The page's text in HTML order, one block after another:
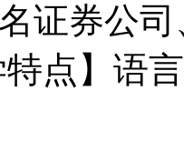
证券公
点】语